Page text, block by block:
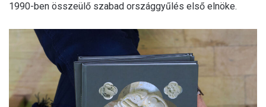
1990-ben összeülő szabad országgyűlés első elnöke.